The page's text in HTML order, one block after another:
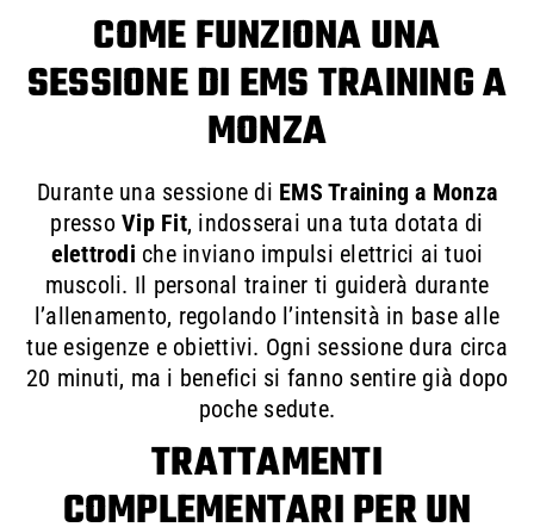
COME FUNZIONA UNA
SESSIONE DI EMS TRAINING A
MONZA
Durante una sessione di EMS Training a Monza
pressoVip Fit, indosserai una tuta dotata di
elettrodi che inviano impulsi elettrici ai tuoi
muscoli. Il personal trainer ti guiderà durante
l’allenamento, regolando l’intensità in base alle
tue esigenze e obiettivi. Ogni sessione dura circa
20 minuti, ma i benefici si fanno sentire già dopo
poche sedute.
TRATTAMENTI
COMPLEMENTARI PER UN